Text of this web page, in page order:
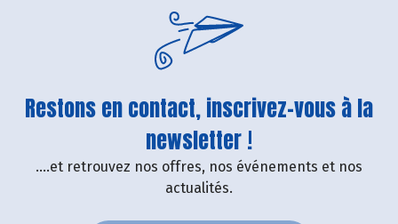
Restons en contact, inscrivez-vous à la
newsletter !
....et retrouvez nos offres, nos événements et nos
actualités.